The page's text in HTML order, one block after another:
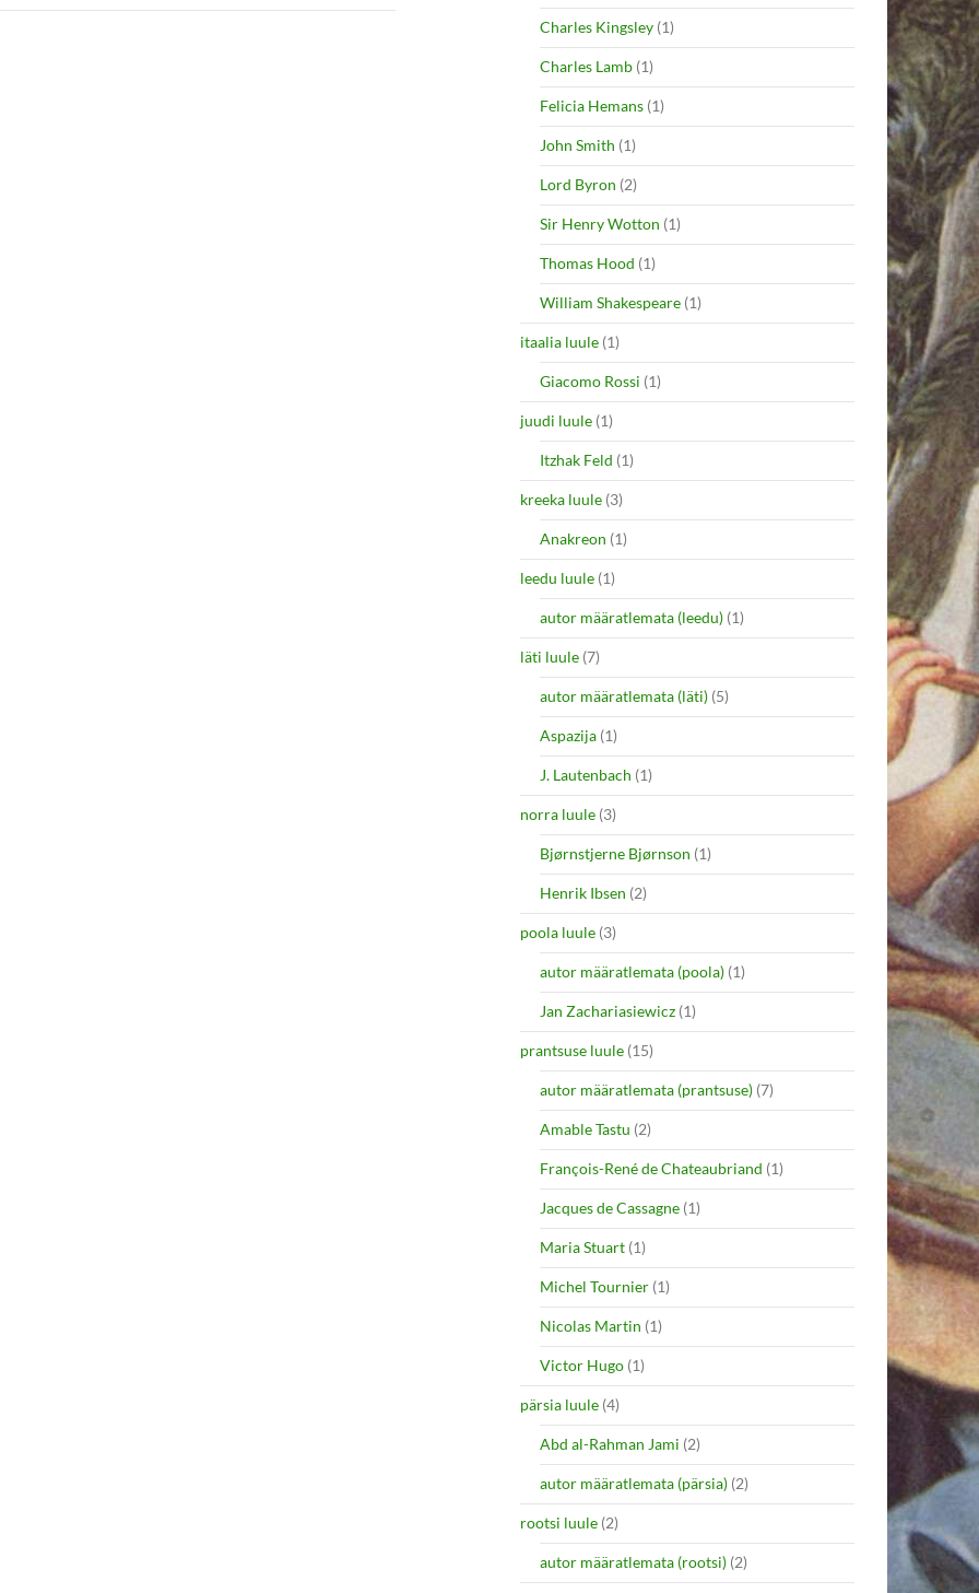
Charles Kingsley (1)
Charles Lamb (1)
Felicia Hemans (1)
John Smith (1)
Lord Byron (2)
Sir Henry Wotton (1)
Thomas Hood (1)
William Shakespeare (1)
itaalia luule (1)
Giacomo Rossi (1)
juudi luule (1)
Itzhak Feld (1)
kreeka luule (3)
Anakreon (1)
leedu luule (1)
autor määratlemata (leedu) (1)
läti luule (7)
autor määratlemata (läti) (5)
Aspazija (1)
J. Lautenbach (1)
norra luule (3)
Bjørnstjerne Bjørnson (1)
Henrik Ibsen (2)
poola luule (3)
autor määratlemata (poola) (1)
Jan Zachariasiewicz (1)
prantsuse luule (15)
autor määratlemata (prantsuse) (7)
Amable Tastu (2)
François-René de Chateaubriand (1)
Jacques de Cassagne (1)
Maria Stuart (1)
Michel Tournier (1)
Nicolas Martin (1)
Victor Hugo (1)
pärsia luule (4)
Abd al-Rahman Jami (2)
autor määratlemata (pärsia) (2)
rootsi luule (2)
autor määratlemata (rootsi) (2)